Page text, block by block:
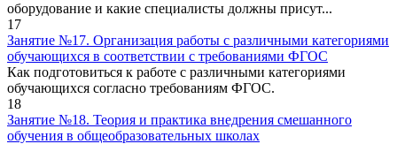
оборудование и какие специалисты должны присут...
17
Занятие №17. Организация работы с различными категориями
обучающихся в соответствии с требованиями ФГОС
Как подготовиться к работе с различными категориями
обучающихся согласно требованиям ФГОС.
18
Занятие №18. Теория и практика внедрения смешанного
обучения в общеобразовательных школах